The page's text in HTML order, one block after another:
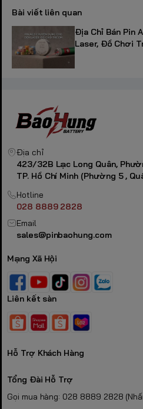
Bài viết liên quan
Địa Chỉ Bán Pin
Laser, Đồ Chơi
Địa chỉ
423/32B Lạc Long Quân,
TP. Hồ Chí Minh (Phường 5 ,
Hotline
028 8889 2828
Email
sales@pinbaohung.com
Mạng Xã Hội
Liên kết sàn
Hỗ Trợ Khách Hàng
Tổng Đài Hỗ Trợ
Gọi mua hàng: 028 8889 2828